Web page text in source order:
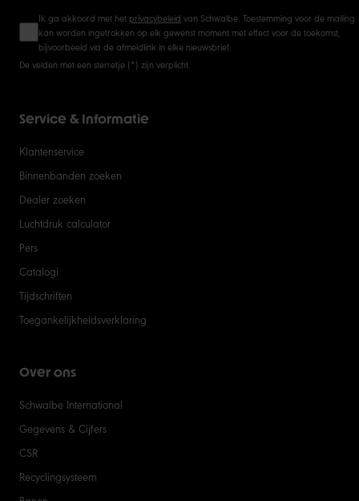
Ik ga akkoord met het privacybeleid van Schwalbe. Toestemming voor de mailing
kan worden ingetrokken op elk gewenst moment met effect voor de toekomst,
bijvoorbeeld via de afmeldlink in elke nieuwsbrief.
De velden met een sterretje (*) zijn verplicht.
Service & Informatie
Klantenservice
Binnenbanden zoeken
Dealer zoeken
Luchtdruk calculator
Pers
Catalogi
Tijdschriften
Toegankelijkheidsverklaring
Over ons
Schwalbe International
Gegevens & Cijfers
CSR
Recyclingsysteem